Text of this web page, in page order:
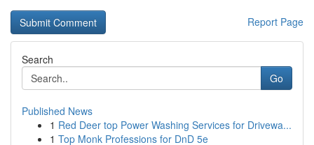
Report Page
Search
Go
Published News
1 Red Deer top Power Washing Services for Drivewa...
1 Top Monk Professions for DnD 5e